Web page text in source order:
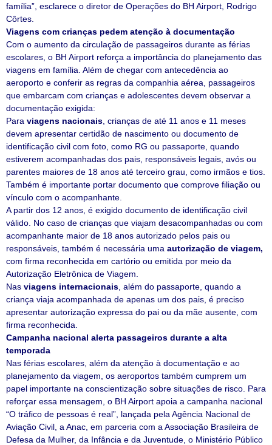
família”, esclarece o diretor de Operações do BH Airport, Rodrigo
Côrtes.
Viagens com crianças pedem atenção à documentação
Com o aumento da circulação de passageiros durante as férias
escolares, o BH Airport reforça a importância do planejamento das
viagens em família. Além de chegar com antecedência ao
aeroporto e conferir as regras da companhia aérea, passageiros
que embarcam com crianças e adolescentes devem observar a
documentação exigida:
Para viagens nacionais , crianças de até 11 anos e 11 meses
devem apresentar certidão de nascimento ou documento de
identificação civil com foto, como RG ou passaporte, quando
estiverem acompanhadas dos pais, responsáveis legais, avós ou
parentes maiores de 18 anos até terceiro grau, como irmãos e tios.
Também é importante portar documento que comprove filiação ou
vínculo com o acompanhante.
A partir dos 12 anos, é exigido documento de identificação civil
válido. No caso de crianças que viajam desacompanhadas ou com
acompanhante maior de 18 anos autorizado pelos pais ou
responsáveis, também é necessária uma autorização de viagem,
com firma reconhecida em cartório ou emitida por meio da
Autorização Eletrônica de Viagem.
Nas viagens internacionais , além do passaporte, quando a
criança viaja acompanhada de apenas um dos pais, é preciso
apresentar autorização expressa do pai ou da mãe ausente, com
firma reconhecida.
Campanha nacional alerta passageiros durante a alta
temporada
Nas férias escolares, além da atenção à documentação e ao
planejamento da viagem, os aeroportos também cumprem um
papel importante na conscientização sobre situações de risco. Para
reforçar essa mensagem, o BH Airport apoia a campanha nacional
“O tráfico de pessoas é real”, lançada pela Agência Nacional de
Aviação Civil, a Anac, em parceria com a Associação Brasileira de
Defesa da Mulher, da Infância e da Juventude, o Ministério Público